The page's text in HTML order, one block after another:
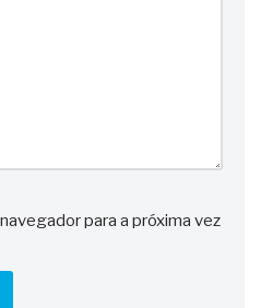
para a próxima vez